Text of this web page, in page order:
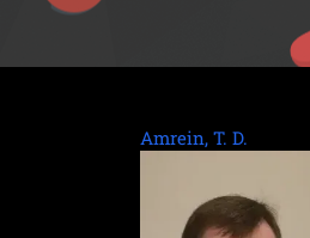
Amrein, T. D.